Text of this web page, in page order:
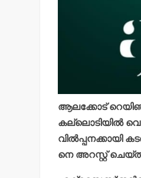
ആലക്കോട്
കല്ലൊടിയില്‍
വില്‍പ്പനക്കായി
നെ അറസ്റ്റ്